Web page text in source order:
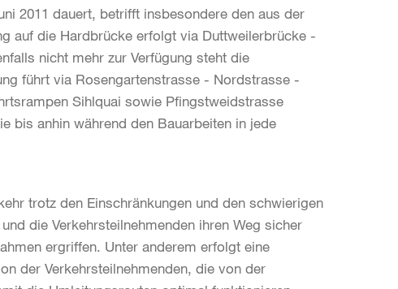
2011 dauert, betrifft insbesondere den aus der
auf die Hardbrücke erfolgt via Duttweilerbrücke -
nicht mehr zur Verfügung steht die
führt via Rosengartenstrasse - Nordstrasse -
Sihlquai sowie Pfingstweidstrasse
bis anhin während den Bauarbeiten in jede
trotz den Einschränkungen und den schwierigen
die Verkehrsteilnehmenden ihren Weg sicher
ergriffen. Unter anderem erfolgt eine
der Verkehrsteilnehmenden, die von der